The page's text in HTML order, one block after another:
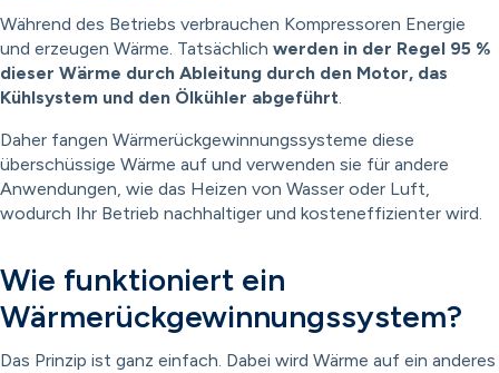
Während des Betriebs verbrauchen Kompressoren Energie
und erzeugen Wärme. Tatsächlich werden in der Regel 95 %
dieser Wärme durch Ableitung durch den Motor, das
Kühlsystem und den Ölkühler abgeführt.
Daher fangen Wärmerückgewinnungssysteme diese
überschüssige Wärme auf und verwenden sie für andere
Anwendungen, wie das Heizen von Wasser oder Luft,
wodurch Ihr Betrieb nachhaltiger und kosteneffizienter wird.
Wie funktioniert ein
Wärmerückgewinnungssystem?
Das Prinzip ist ganz einfach. Dabei wird Wärme auf ein anderes